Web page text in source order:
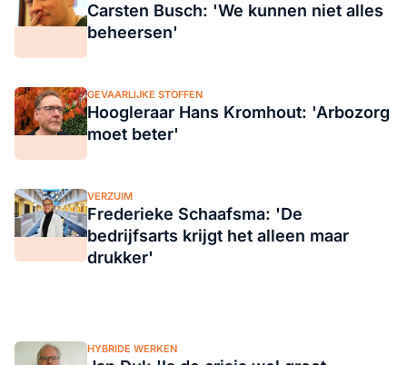
Carsten Busch: 'We kunnen niet alles
beheersen'
GEVAARLIJKE STOFFEN
Hoogleraar Hans Kromhout: 'Arbozorg
moet beter'
VERZUIM
Frederieke Schaafsma: 'De
bedrijfsarts krijgt het alleen maar
drukker'
HYBRIDE WERKEN